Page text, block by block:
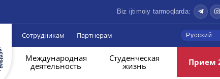
Biz ijtimoiy tarmoqlarda:
Сотрудникам Партнерам Русский
Международная
деятельность
Студенческая
жизнь
Прием